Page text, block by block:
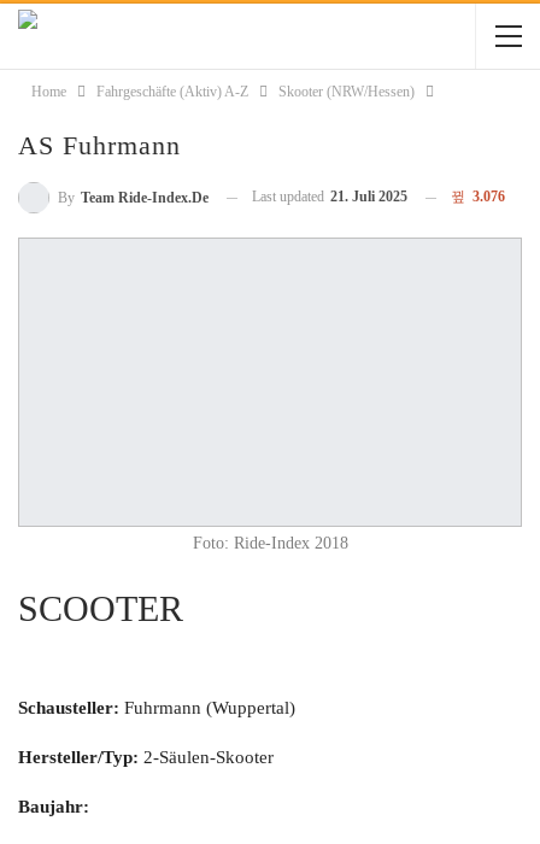
Home Fahrgeschäfte (Aktiv) A-Z Skooter (NRW/Hessen)
AS Fuhrmann
By Team Ride-Index.de Last updated 21. Juli 2025 3.076
Foto: Ride-Index 2018
SCOOTER
Schausteller: Fuhrmann (Wuppertal)
Hersteller/Typ: 2-Säulen-Skooter
Baujahr: